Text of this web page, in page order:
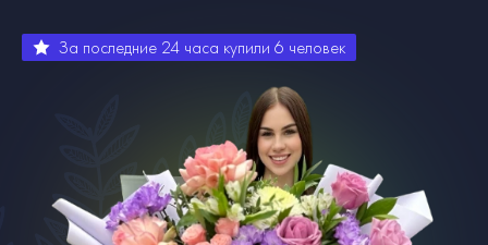
За последние 24 часа купили 6 человек